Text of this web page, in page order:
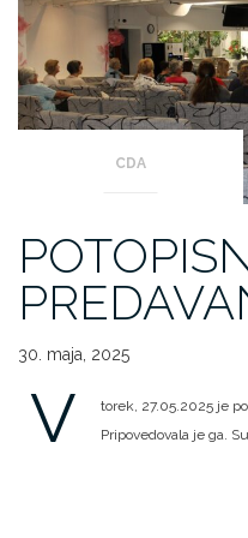
CDA
30. maja, 2025
V
torek, 27.05.2025 je
Pripovedovala je ga.